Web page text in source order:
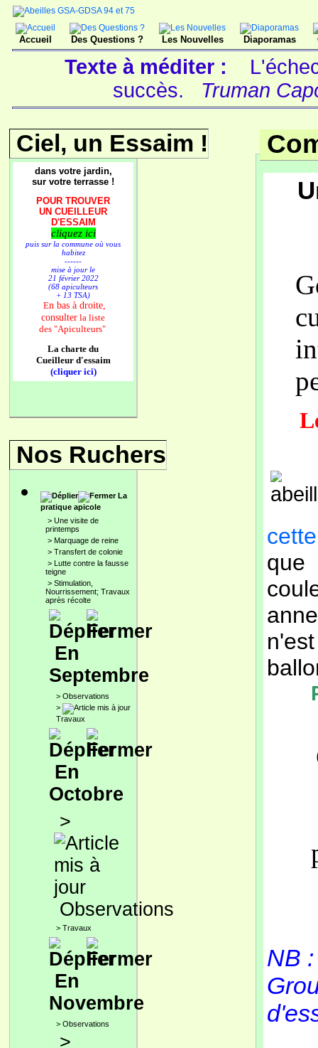
Accueil Des Questions ? Les Nouvelles Diaporamas
Texte à méditer :
succès.
Truman
Ciel, un Essaim !
dans votre jardin,
sur votre terrasse !
POUR TROUVER
UN CUEILLEUR
D'ESSAIM
cliquez ici
puis sur la commune où vous
habitez
------
mise à jour le
21 février 2022
(68 apiculteurs
+ 13 TSA)
En bas à droite,
consulter la liste
des "Apiculteurs"
La charte du
Cueilleur d'essaim
(cliquer ici)
Nos Ruchers
La
pratique apicole
> Une visite de
printemps
> Marquage de reine
> Transfert de colonie
> Lutte contre la fausse
teigne
> Stimulation,
Nourrissement; Travaux
après récolte
En
Septembre
> Observations
>
Travaux
En
Octobre
>
Observations
> Travaux
En
Novembre
> Observations
>
que
NB